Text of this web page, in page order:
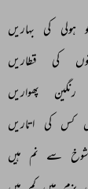
ہولی کی بہاریں
کی
قطاریں
رنگین
پھواریں
کس کی اتاریں
شوخ سے نم ہیں